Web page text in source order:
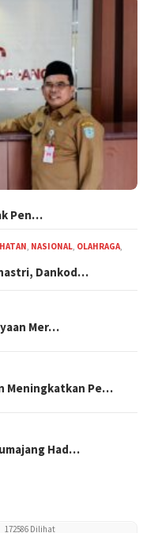
Pen…
, NASIONAL, OLAHRAGA,
Dankod…
Mer…
Meningkatkan Pe…
Had…
172586 Dilihat